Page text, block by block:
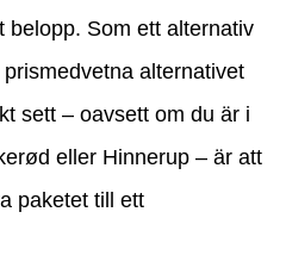
belopp. Som ett alternativ
alternativet
sett – oavsett om du är i
eller Hinnerup – är att
paketet till ett